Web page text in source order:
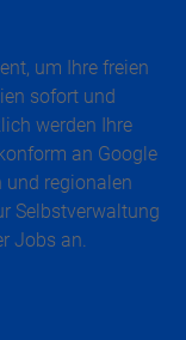
um Ihre freien
sofort und
werden Ihre
an Google
und regionalen
Selbstverwaltung
Jobs an.